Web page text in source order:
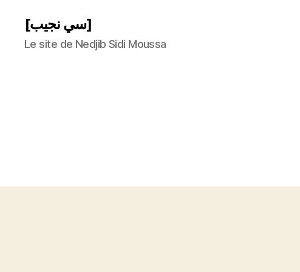
[سي نجيب]
Le site de Nedjib Sidi Moussa